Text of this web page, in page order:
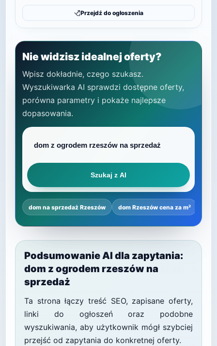
Przejdź do ogłoszenia
Nie widzisz idealnej oferty?
Wpisz dokładnie, czego szukasz.
Wyszukiwarka AI sprawdzi dostępne oferty,
porówna parametry i pokaże najlepsze
dopasowania.
Szukaj z AI
dom na sprzedaż Rzeszów dom Rzeszów cena za m²
Podsumowanie AI dla zapytania:
dom z ogrodem rzeszów na
sprzedaż
Ta strona łączy treść SEO, zapisane oferty,
linki do ogłoszeń oraz podobne
wyszukiwania, aby użytkownik mógł szybciej
przejść od zapytania do konkretnej oferty.